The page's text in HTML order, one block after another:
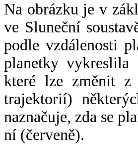
Na obrázku je v
ve Sluneční
podle vzdálenosti
planetky
které lze změnit z
trajektorií)
naznačuje, zda se
ní (červeně).